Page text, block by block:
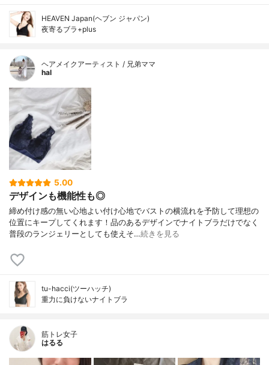
HEAVEN Japan(ヘブン ジャパン)
夜寄るブラ+plus
ヘアメイクアーティスト / 兄弟ママ
hal
5.00
デザインも機能性も◎
締め付け感の無い心地よい付け心地でバストの横流れを予防して理想の
位置にキープしてくれます！品のあるデザインでナイトブラだけでなく
普段のランジェリーとしても使えそ…続きを見る
tu-hacci(ツーハッチ)
重力に負けないナイトブラ
筋トレ女子
はるる